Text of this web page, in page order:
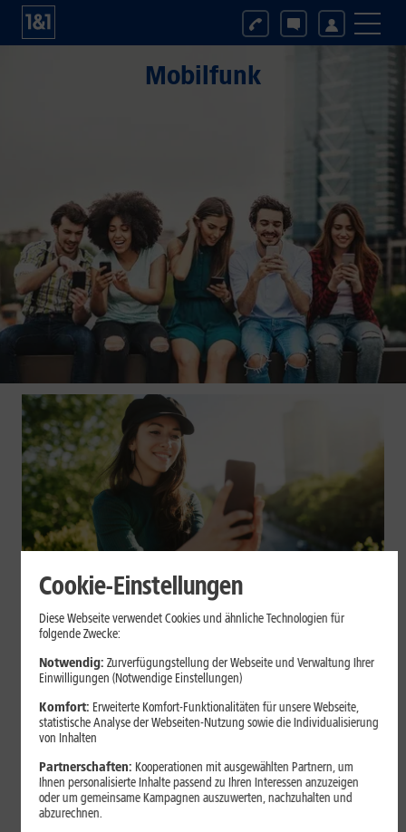
Mobilfunk
Datenvolumen sparen: Praktische
Tipps für Dein Smartphone
Videos, Social Media, Cloud-Backups und App-Updates können
Dein mobiles Datenvolumen schnell belasten. Mit einigen
Verbrauch begrenzen.
Mehr erfahren
Cookie-Einstellungen
Diese Webseite verwendet Cookies und ähnliche Technologien für
folgende Zwecke:
Notwendig: Zurverfügungstellung der Webseite und Verwaltung Ihrer
Einwilligungen (Notwendige Einstellungen)
Komfort: Erweiterte Komfort-Funktionalitäten für unsere Webseite,
statistische Analyse der Webseiten-Nutzung sowie die Individualisierung
von Inhalten
Partnerschaften: Kooperationen mit ausgewählten Partnern, um
Ihnen personalisierte Inhalte passend zu Ihren Interessen anzuzeigen
oder um gemeinsame Kampagnen auszuwerten, nachzuhalten und
abzurechnen.